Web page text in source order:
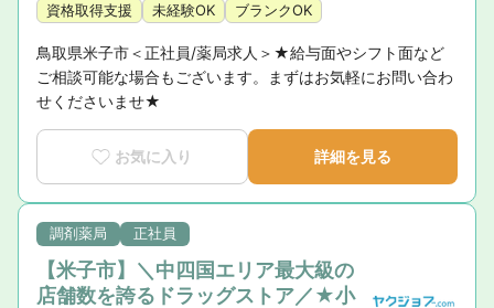
資格取得支援
未経験OK ブランクOK
鳥取県米子市＜正社員/薬局求人＞★給与面やシフト面など
ご相談可能な場合もございます。まずはお気軽にお問い合わ
せくださいませ★
お気に入り 詳細を見る
調剤薬局 正社員
【米子市】＼中四国エリア最大級の
店舗数を誇るドラッグストア／★小